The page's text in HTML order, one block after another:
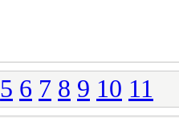
5 6 7 8 9 10 11